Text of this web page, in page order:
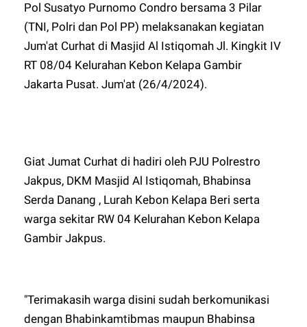
Pol Susatyo Purnomo Condro bersama 3 Pilar
(TNI, Polri dan Pol PP) melaksanakan kegiatan
Jum'at Curhat di Masjid Al Istiqomah Jl. Kingkit IV
RT 08/04 Kelurahan Kebon Kelapa Gambir
Jakarta Pusat. Jum'at (26/4/2024).
Giat Jumat Curhat di hadiri oleh PJU Polrestro
Jakpus, DKM Masjid Al Istiqomah, Bhabinsa
Serda Danang , Lurah Kebon Kelapa Beri serta
warga sekitar RW 04 Kelurahan Kebon Kelapa
Gambir Jakpus.
"Terimakasih warga disini sudah berkomunikasi
dengan Bhabinkamtibmas maupun Bhabinsa